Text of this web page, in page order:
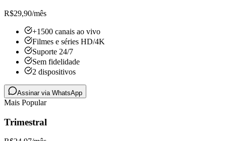
R$29,90/mês
+1500 canais ao vivo
Filmes e séries HD/4K
Suporte 24/7
Sem fidelidade
2 dispositivos
Assinar via WhatsApp
Mais Popular
Trimestral